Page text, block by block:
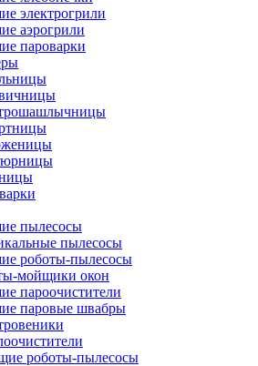
электрогрили
аэрогрили
пароварки
пылесосы
пылесосы
роботы-пылесосы
мойщики окон
пароочистители
паровые швабры
роботы-пылесосы